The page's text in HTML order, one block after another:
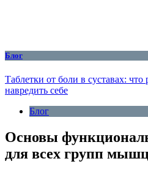
Блог
Таблетки от боли в суставах:
навредить себе
Блог
Основы
для всех групп